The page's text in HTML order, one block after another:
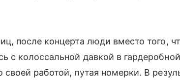
после концерта люди вместо того,
с колоссальной давкой в
работой, путая номерки. В